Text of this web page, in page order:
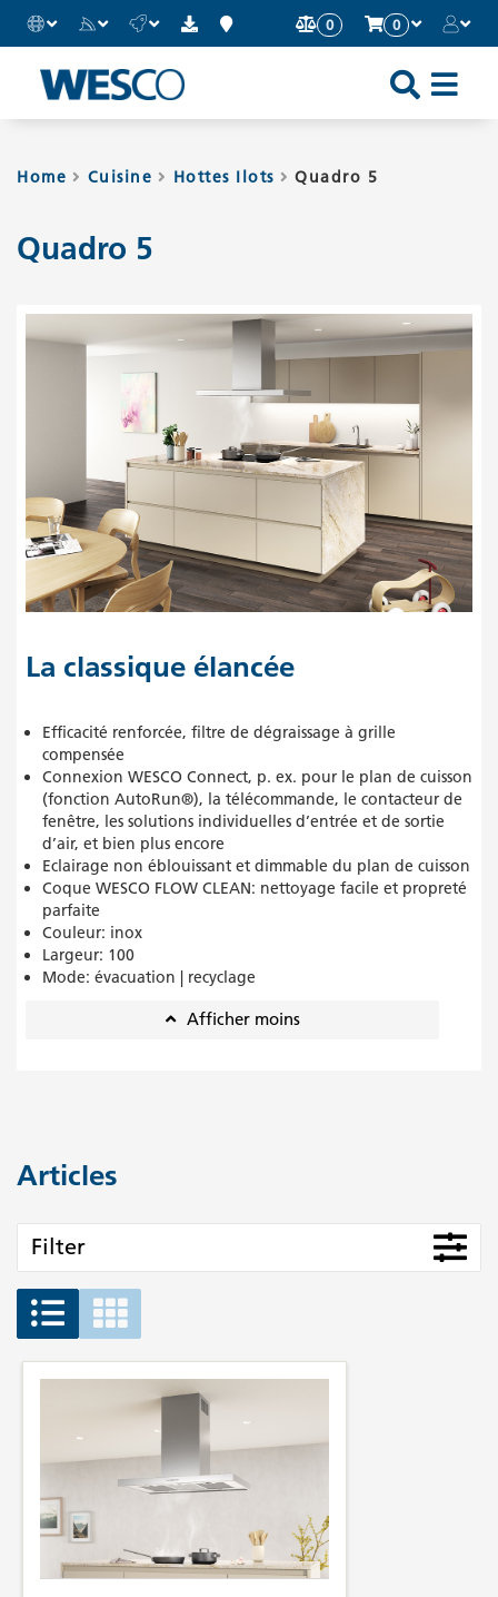
0 0
Home Cuisine Hottes Ilots Quadro 5
Quadro 5
La classique élancée
Efficacité renforcée, filtre de dégraissage à grille
compensée
Connexion WESCO Connect, p. ex. pour le plan de cuisson
(fonction AutoRun®), la télécommande, le contacteur de
fenêtre, les solutions individuelles d’entrée et de sortie
d’air, et bien plus encore
Eclairage non éblouissant et dimmable du plan de cuisson
Coque WESCO FLOW CLEAN: nettoyage facile et propreté
parfaite
Couleur: inox
Largeur: 100
Mode: évacuation | recyclage
Afficher moins
Articles
Filter